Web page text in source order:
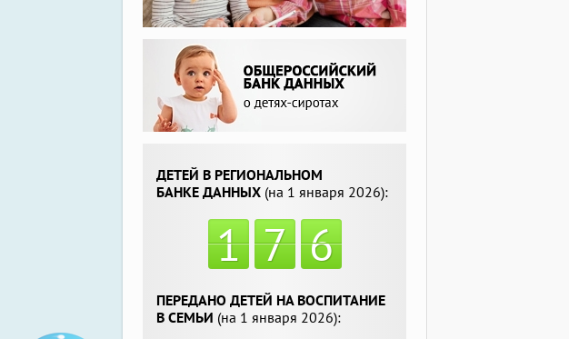
ДЕТЕЙ В РЕГИОНАЛЬНОМ
БАНКЕ ДАННЫХ (на 1 января 2026):
1 7 6
ПЕРЕДАНО ДЕТЕЙ НА ВОСПИТАНИЕ
В СЕМЬИ (на 1 января 2026):